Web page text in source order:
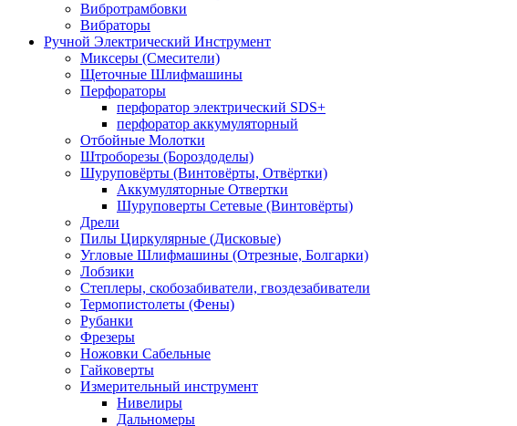
Вибротрамбовки
Вибраторы
Ручной Электрический Инструмент
Миксеры (Смесители)
Щеточные Шлифмашины
Перфораторы
перфоратор электрический SDS+
перфоратор аккумуляторный
Отбойные Молотки
Штроборезы (Бороздоделы)
Шуруповёрты (Винтовёрты, Отвёртки)
Аккумуляторные Отвертки
Шуруповерты Сетевые (Винтовёрты)
Дрели
Пилы Циркулярные (Дисковые)
Угловые Шлифмашины (Отрезные, Болгарки)
Лобзики
Степлеры, скобозабиватели, гвоздезабиватели
Термопистолеты (Фены)
Рубанки
Фрезеры
Ножовки Сабельные
Гайковерты
Измерительный инструмент
Нивелиры
Дальномеры